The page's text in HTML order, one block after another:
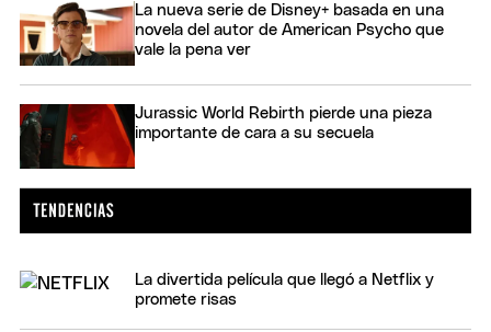
La nueva serie de Disney+ basada en una
novela del autor de American Psycho que
vale la pena ver
Jurassic World Rebirth pierde una pieza
importante de cara a su secuela
La divertida película que llegó a Netflix y
promete risas